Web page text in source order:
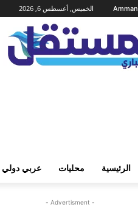
Amman الخميس, أغسطس 6, 2026
الرئيسية محليات عربي دولي
- Advertisment -